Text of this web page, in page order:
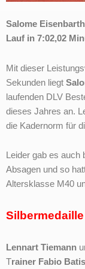
Salome
Lauf in 7:02,02
Mit dieser
Sekunden liegt
laufenden DLV
dieses Jahres an.
die Kadernorm für
Leider gab es auch
Absagen und so
Altersklasse M40
Lennart Tiemann
Trainer Fabio